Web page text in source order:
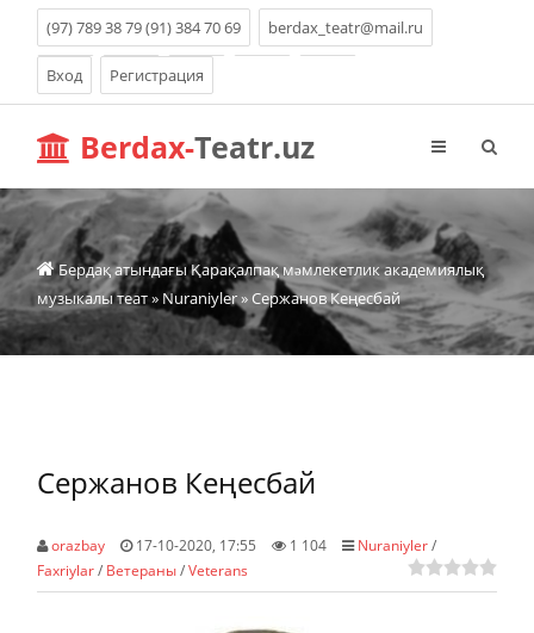
(97) 789 38 79 (91) 384 70 69 berdax_teatr@mail.ru
Вход Регистрация
Berdax-Teatr.uz
Бердақ атындағы Қарақалпақ мəмлекетлик академиялық
музыкалы теат» Nuraniyler» Сержанов Кеңесбай
Сержанов Кеңесбай
orazbay 17-10-2020, 17:55 1 104 Nuraniyler/
Faxriylar/ Ветераны/Veterans